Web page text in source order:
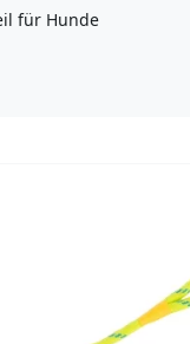
für Hunde